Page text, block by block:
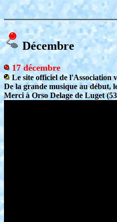
Décembre
17 décembre
Le site officiel de l'Association
De la grande musique au début,
Merci à Orso Delage de Luget